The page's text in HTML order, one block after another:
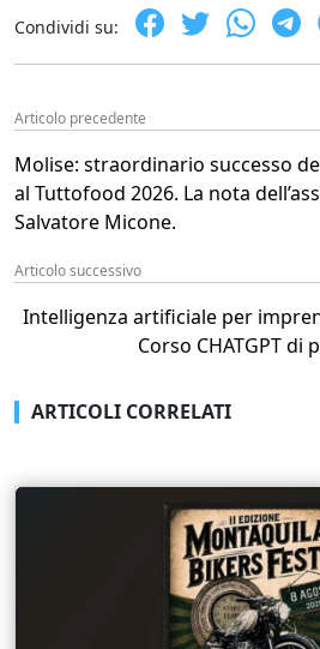
Condividi su:
Articolo precedente
Molise: straordinario successo
al Tuttofood 2026. La nota
Salvatore Micone.
Articolo successivo
Intelligenza artificiale per
Corso CHATGPT di
ARTICOLI CORRELATI